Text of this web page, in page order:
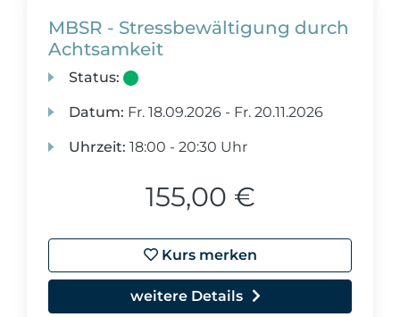
MBSR - Stressbewältigung durch
Achtsamkeit
Status:
Datum: Fr. 18.09.2026 - Fr. 20.11.2026
Uhrzeit: 18:00 - 20:30 Uhr
155,00 €
Kurs merken
weitere Details